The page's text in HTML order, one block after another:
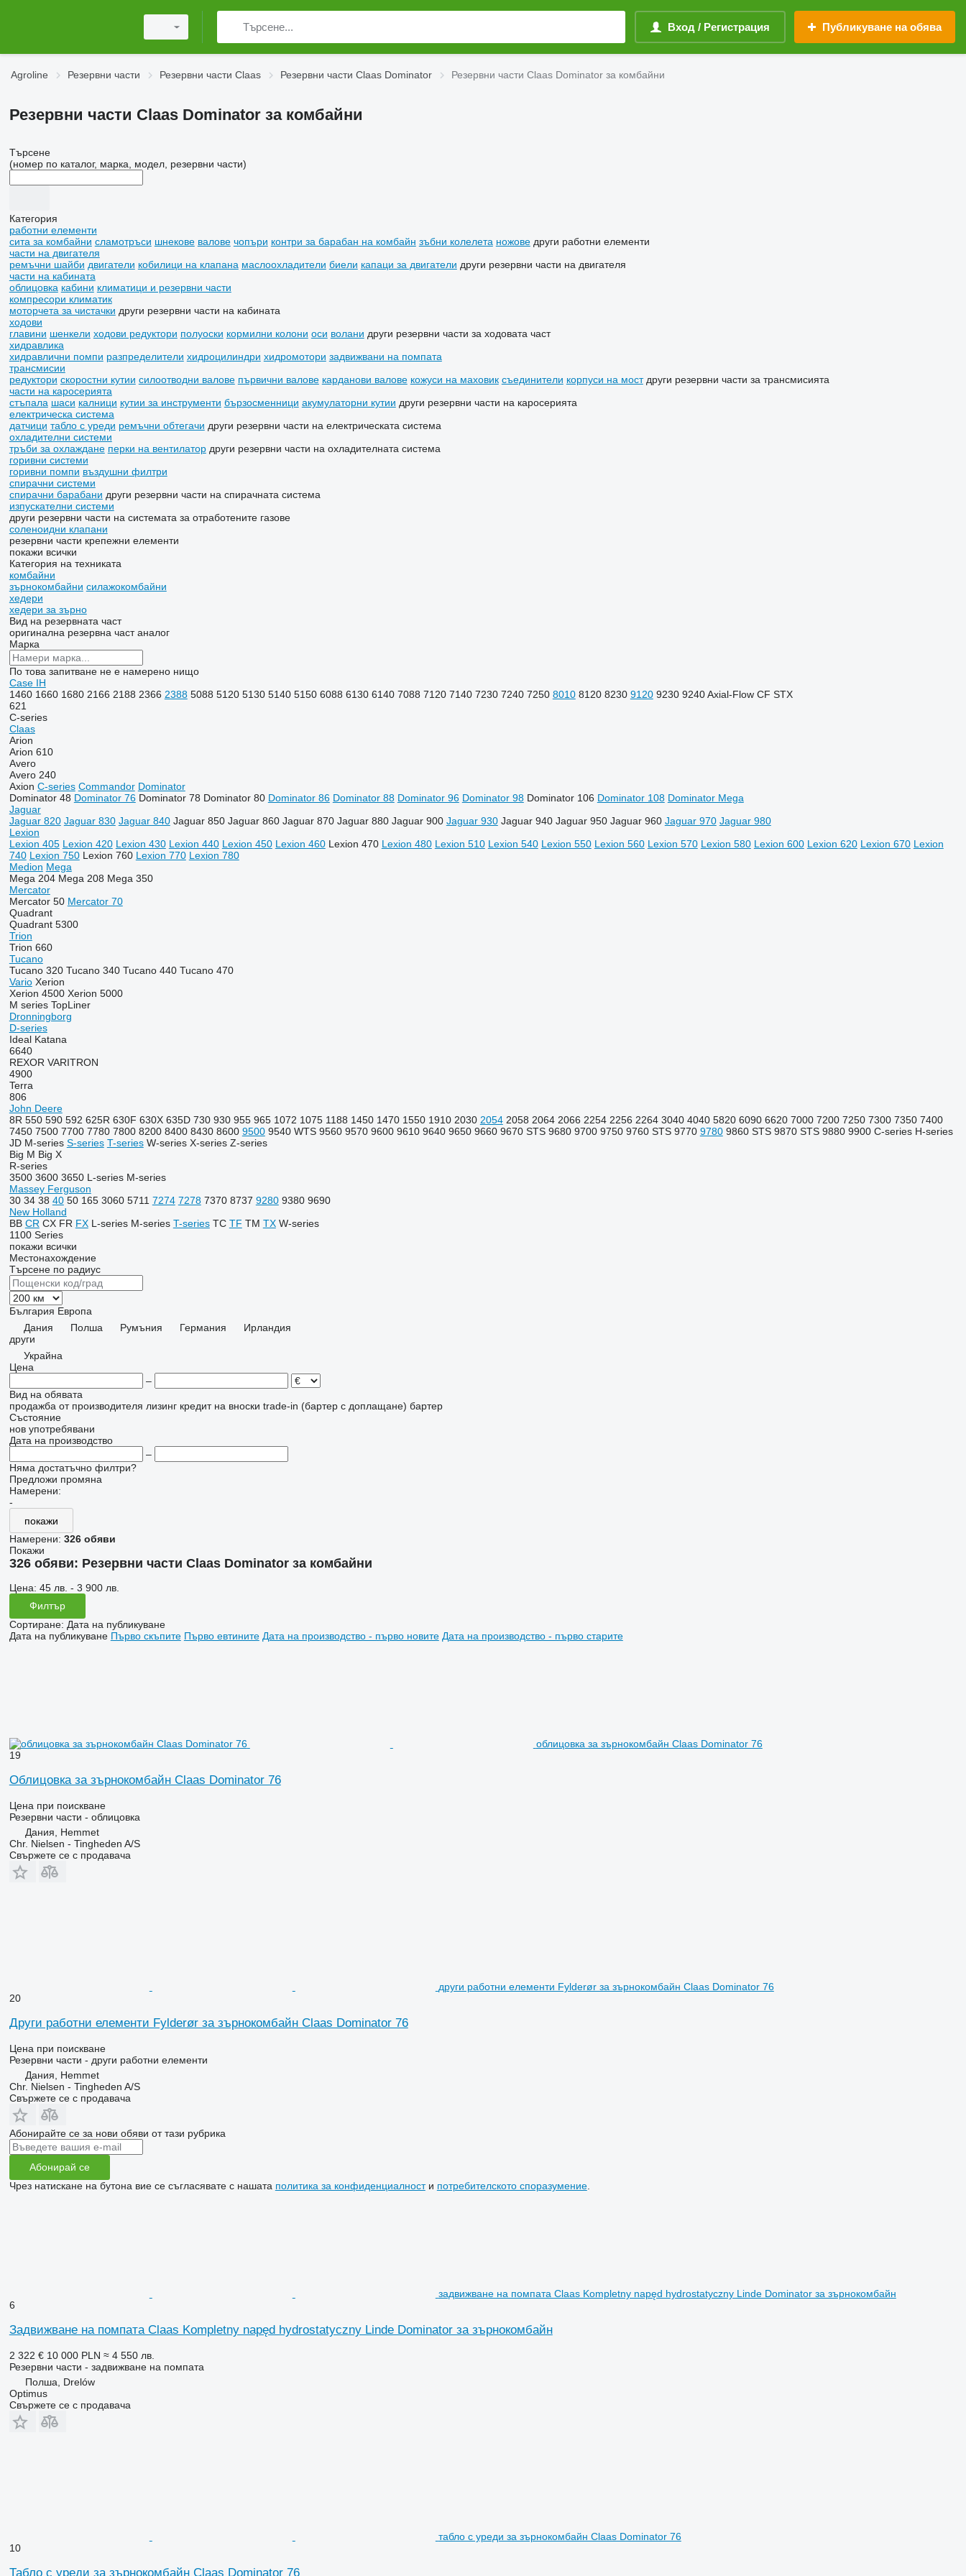
Вход / Регистрация Публикуване на обява
Agroline Резервни части Резервни части Claas Резервни части Claas Dominator Резервни части Claas Dominator за комбайни
Резервни части Claas Dominator за комбайни
Търсене
(номер по каталог, марка, модел, резервни части)
Категория
работни елементи
сита за комбайни сламотръси шнекове валове чопъри контри за барабан на комбайн зъбни колелета ножове други работни елементи
части на двигателя
ремъчни шайби двигатели кобилици на клапана маслоохладители биели капаци за двигатели други резервни части на двигателя
части на кабината
облицовка кабини климатици и резервни части
компресори климатик
моторчета за чистачки други резервни части на кабината
ходови
главини шенкели ходови редуктори полуоски кормилни колони оси волани други резервни части за ходовата част
хидравлика
хидравлични помпи разпределители хидроцилиндри хидромотори задвижвани на помпата
трансмисии
редуктори скоростни кутии силоотводни валове първични валове карданови валове кожуси на маховик съединители корпуси на мост други резервни части за трансмисията
части на каросерията
стъпала шаси калници кутии за инструменти бързосменници акумулаторни кутии други резервни части на каросерията
електрическа система
датчици табло с уреди ремъчни обтегачи други резервни части на електрическата система
охладителни системи
тръби за охлаждане перки на вентилатор други резервни части на охладителната система
горивни системи
горивни помпи въздушни филтри
спирачни системи
спирачни барабани други резервни части на спирачната система
изпускателни системи
други резервни части на системата за отработените газове
соленоидни клапани
резервни части крепежни елементи
покажи всички
Категория на техниката
комбайни
зърнокомбайни силажокомбайни
хедери
хедери за зърно
Вид на резервната част
оригинална резервна част аналог
Марка
По това запитване не е намерено нищо
Case IH
1460 1660 1680 2166 2188 2366 2388 5088 5120 5130 5140 5150 6088 6130 6140 7088 7120 7140 7230 7240 7250 8010 8120 8230 9120 9230 9240 Axial-Flow CF STX
621
C-series
Claas
Arion
Arion 610
Avero
Avero 240
Axion C-series Commandor Dominator
Dominator 48 Dominator 76 Dominator 78 Dominator 80 Dominator 86 Dominator 88 Dominator 96 Dominator 98 Dominator 106 Dominator 108 Dominator Mega
Jaguar
Jaguar 820 Jaguar 830 Jaguar 840 Jaguar 850 Jaguar 860 Jaguar 870 Jaguar 880 Jaguar 900 Jaguar 930 Jaguar 940 Jaguar 950 Jaguar 960 Jaguar 970 Jaguar 980
Lexion
Lexion 405 Lexion 420 Lexion 430 Lexion 440 Lexion 450 Lexion 460 Lexion 470 Lexion 480 Lexion 510 Lexion 540 Lexion 550 Lexion 560 Lexion 570 Lexion 580 Lexion 600 Lexion 620 Lexion 670 Lexion
740 Lexion 750 Lexion 760 Lexion 770 Lexion 780
Medion Mega
Mega 204 Mega 208 Mega 350
Mercator
Mercator 50 Mercator 70
Quadrant
Quadrant 5300
Trion
Trion 660
Tucano
Tucano 320 Tucano 340 Tucano 440 Tucano 470
Vario Xerion
Xerion 4500 Xerion 5000
M series TopLiner
Dronningborg
D-series
Ideal Katana
6640
REXOR VARITRON
4900
Terra
806
John Deere
8R 550 590 592 625R 630F 630X 635D 730 930 955 965 1072 1075 1188 1450 1470 1550 1910 2030 2054 2058 2064 2066 2254 2256 2264 3040 4040 5820 6090 6620 7000 7200 7250 7300 7350 7400
7450 7500 7700 7780 7800 8200 8400 8430 8600 9500 9540 WTS 9560 9570 9600 9610 9640 9650 9660 9670 STS 9680 9700 9750 9760 STS 9770 9780 9860 STS 9870 STS 9880 9900 C-series H-series
JD M-series S-series T-series W-series X-series Z-series
Big M Big X
R-series
3500 3600 3650 L-series M-series
Massey Ferguson
30 34 38 40 50 165 3060 5711 7274 7278 7370 8737 9280 9380 9690
New Holland
BB CR CX FR FX L-series M-series T-series TC TF TM TX W-series
1100 Series
покажи всички
Местонахождение
Търсене по радиус
България Европа
Дания
Полша Румъния Германия
Ирландия
други
Украйна
Цена
–
Вид на обявата
продажба от производителя лизинг кредит на вноски trade-in (бартер с доплащане) бартер
Състояние
нов употребявани
Дата на производство
–
Няма достатъчно филтри?
Предложи промяна
Намерени:
-
покажи
Намерени: 326 обяви
Покажи
326 обяви: Резервни части Claas Dominator за комбайни
Цена: 45 лв. - 3 900 лв.
Филтър
Сортиране: Дата на публикуване
Дата на публикуване Първо скъпите Първо евтините Дата на производство - първо новите Дата на производство - първо старите
облицовка за зърнокомбайн Claas Dominator 76
19
Облицовка за зърнокомбайн Claas Dominator 76
Цена при поискване
Резервни части - облицовка
Дания, Hemmet
Chr. Nielsen - Tingheden A/S
Свържете се с продавача
други работни елементи Fylderør за зърнокомбайн Claas Dominator 76
20
Други работни елементи Fylderør за зърнокомбайн Claas Dominator 76
Цена при поискване
Резервни части - други работни елементи
Дания, Hemmet
Chr. Nielsen - Tingheden A/S
Свържете се с продавача
Абонирайте се за нови обяви от тази рубрика
Абонирай се
Чрез натискане на бутона вие се съгласявате с нашата политика за конфиденциалности потребителското споразумение.
задвижване на помпата Claas Kompletny napęd hydrostatyczny Linde Dominator за зърнокомбайн
6
Задвижване на помпата Claas Kompletny napęd hydrostatyczny Linde Dominator за зърнокомбайн
2 322 € 10 000 PLN ≈ 4 550 лв.
Резервни части - задвижване на помпата
Полша, Drelów
Optimus
Свържете се с продавача
табло с уреди за зърнокомбайн Claas Dominator 76
10
Табло с уреди за зърнокомбайн Claas Dominator 76